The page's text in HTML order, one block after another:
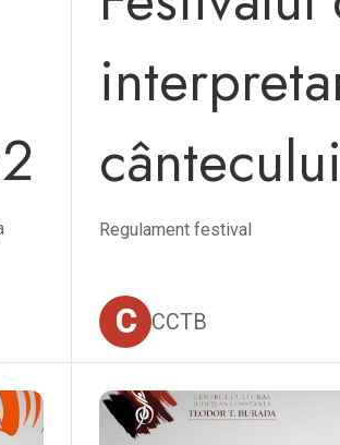
cântecului
popular
Moisescu
26
Regulament festival
C CCTB